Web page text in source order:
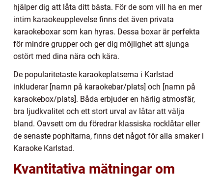
hjälper dig att låta ditt bästa. För de som vill ha en mer
intim karaokeupplevelse finns det även privata
karaokeboxar som kan hyras. Dessa boxar är perfekta
för mindre grupper och ger dig möjlighet att sjunga
ostört med dina nära och kära.
De popularitetaste karaokeplatserna i Karlstad
inkluderar [namn på karaokebar/plats] och [namn på
karaokebox/plats]. Båda erbjuder en härlig atmosfär,
bra ljudkvalitet och ett stort urval av låtar att välja
bland. Oavsett om du föredrar klassiska rocklåtar eller
de senaste pophitarna, finns det något för alla smaker i
Karaoke Karlstad.
Kvantitativa mätningar om